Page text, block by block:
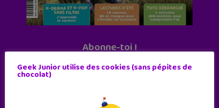
Abonne-toi !
11 numéros par an
Geek Junior utilise des cookies (sans pépites de
chocolat)